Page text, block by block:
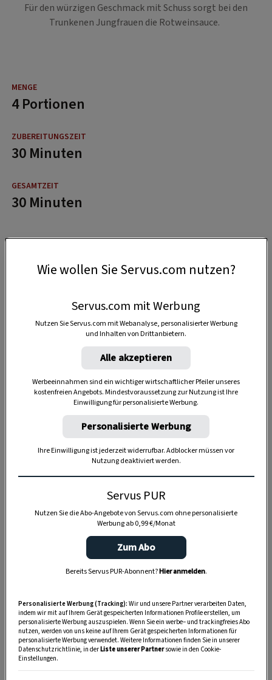
Für den würzigen Geschmack mit Schuss sorgt bei den
Trunkenen Jungfrauen die Rotweinsauce.
4 Portionen
30 Minuten
30 Minuten
Anzeige
Wie wollen Sie Servus.com nutzen?
Servus.com mit Werbung
Nutzen Sie Servus.com mit Webanalyse, personalisierter Werbung
und Inhalten von Drittanbietern.
Alle akzeptieren
Werbeeinnahmen sind ein wichtiger wirtschaftlicher Pfeiler unseres
kostenfreien Angebots. Mindestvoraussetzung zur Nutzung ist Ihre
Einwilligung für personalisierte Werbung.
Personalisierte Werbung
Ihre Einwilligung ist jederzeit widerrufbar. Adblocker müssen vor
Nutzung deaktiviert werden.
Servus PUR
Nutzen Sie die Abo-Angebote von Servus.com ohne personalisierte
Werbung ab 0,99 €/Monat
Zum Abo
Bereits Servus PUR-Abonnent?Hier anmelden.
Personalisierte Werbung (Tracking): Wir und unsere Partner verarbeiten Daten,
indem wir mit auf Ihrem Gerät gespeicherten Informationen Profile erstellen, um
personalisierte Werbung auszuspielen. Wenn Sie ein werbe– und trackingfreies Abo
nutzen, werden von uns keine auf Ihrem Gerät gespeicherten Informationen für
personalisierte Werbung verwendet. Weitere Informationen finden Sie in unserer
Datenschutzrichtlinie, in derListe unserer Partnersowie in den Cookie-
Einstellungen.